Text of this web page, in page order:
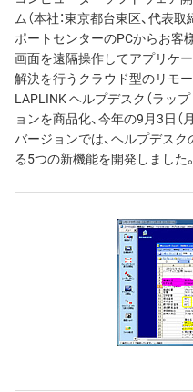
ム（本社：東京都台東区、代表
ポートセンターのPCからお客
画面を遠隔操作してアプリケ
解決を行うクラウド型のリモー
LAPLINK ヘルプデスク（ラッ
ョンを商品化、今年の9月3日
バージョンでは、ヘルプデス
る5つの新機能を開発しました。